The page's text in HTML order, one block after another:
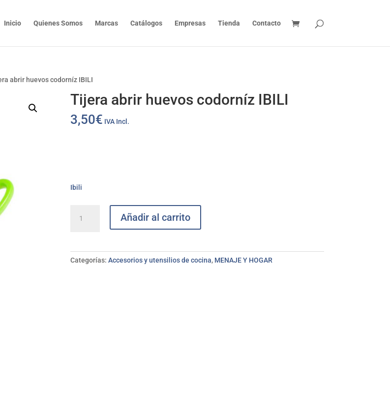
Inicio Quienes Somos Marcas Catálogos Empresas Tienda Contacto
abrir huevos codorníz IBILI
Tijera abrir huevos codorníz IBILI
3,50€ IVA Incl.
Ibili
abrir
cantidad
Añadir al carrito
Categorías: Accesorios y utensilios de cocina, MENAJE Y HOGAR